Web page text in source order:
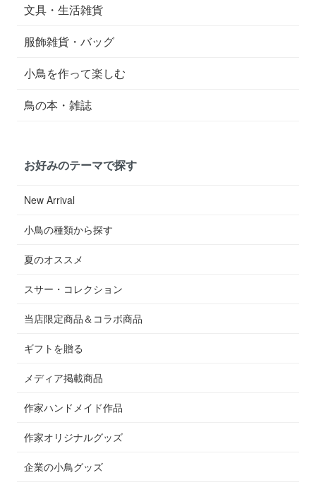
文具・生活雑貨
服飾雑貨・バッグ
小鳥を作って楽しむ
鳥の本・雑誌
お好みのテーマで探す
New Arrival
小鳥の種類から探す
夏のオススメ
スサー・コレクション
当店限定商品＆コラボ商品
ギフトを贈る
メディア掲載商品
作家ハンドメイド作品
作家オリジナルグッズ
企業の小鳥グッズ